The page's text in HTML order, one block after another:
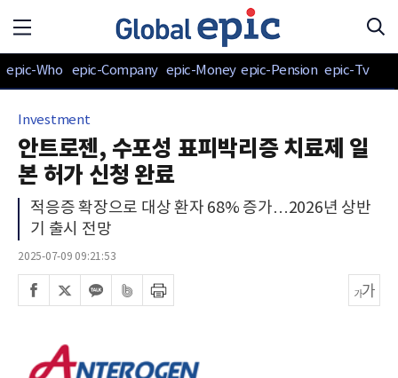
epic-Who epic-Company epic-Money epic-Pension epic-Tv
Investment
안트로젠, 수포성 표피박리증 치료제 일
본 허가 신청 완료
적응증 확장으로 대상 환자 68% 증가…2026년 상반
기 출시 전망
2025-07-09 09:21:53